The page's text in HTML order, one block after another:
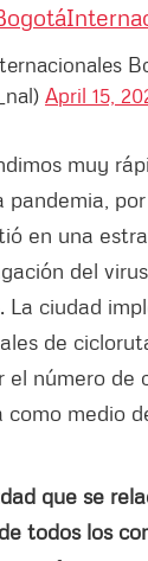
April 15,
muy
pandemia,
en una
del
La ciudad
de
número de
medio
que se
todos los